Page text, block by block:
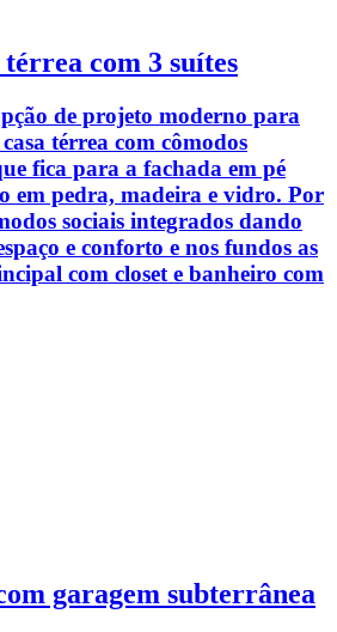
com 3 suítes
de projeto moderno para
térrea com cômodos
fica para a fachada em pé
em pedra, madeira e vidro. Por
sociais integrados dando
e conforto e nos fundos as
com closet e banheiro com
garagem subterrânea